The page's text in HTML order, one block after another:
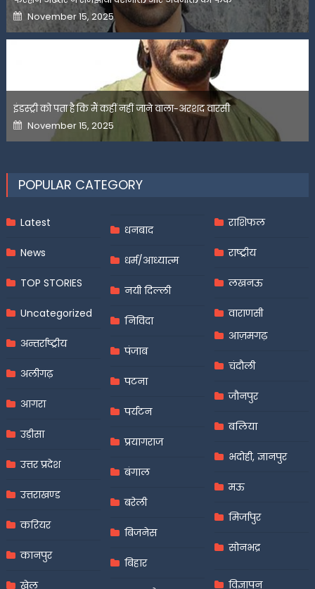
Posted
on
November 15, 2025
इंडस्ट्री को पता है कि मैं कहीं नहीं जाने वाला-अरशद वारसी
Posted
on
November 15, 2025
POPULAR CATEGORY
Latest
News
TOP STORIES
Uncategorized
अन्तर्राष्ट्रीय
अलीगढ़
आगरा
उड़ीसा
उत्तर प्रदेश
उत्तराखण्ड
करियर
कानपुर
खेल
धनबाद
धर्म/आध्यात्म
नयी दिल्ली
निविदा
पंजाब
पटना
पर्यटन
प्रयागराज
बंगाल
बरेली
बिजनेस
बिहार
राशिफल
राष्ट्रीय
लखनऊ
वाराणसी
आज़मगढ़
चंदौली
जौनपुर
बलिया
भदोही, ज्ञानपुर
मऊ
मिर्जापुर
सोनभद्र
विज्ञापन